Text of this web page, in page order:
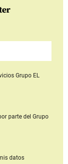
Grupo EL
parte del Grupo
datos